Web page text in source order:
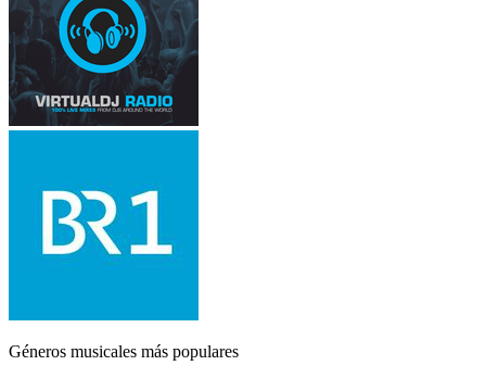
Géneros musicales más populares